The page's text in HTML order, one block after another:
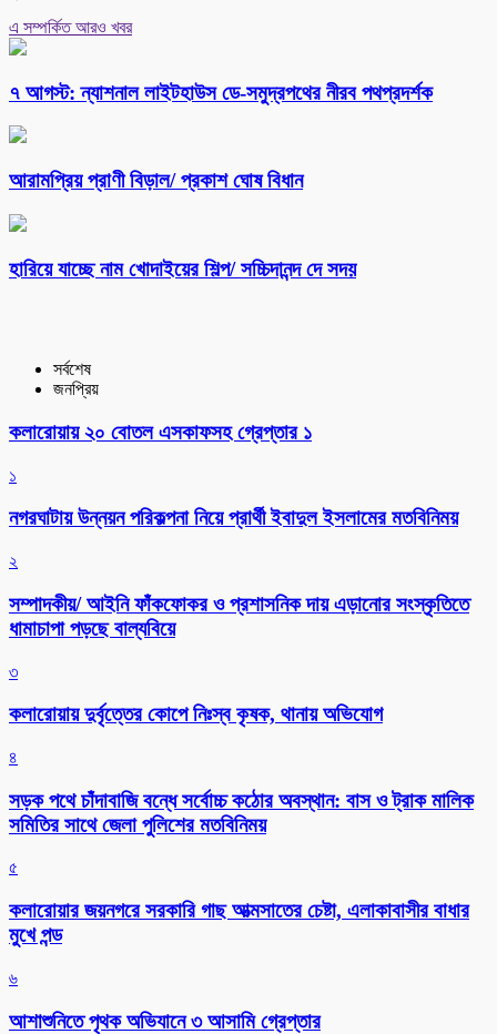
এ সম্পর্কিত আরও খবর
৭ আগস্ট: ন্যাশনাল লাইটহাউস ডে-সমুদ্রপথের নীরব পথপ্রদর্শক
আরামপ্রিয় প্রাণী বিড়াল/ প্রকাশ ঘোষ বিধান
হারিয়ে যাচ্ছে নাম খোদাইয়ের শিল্প/ সচ্চিদানন্দ দে সদয়
সর্বশেষ
জনপ্রিয়
কলারোয়ায় ২০ বোতল এসকাফসহ গ্রেপ্তার ১
১
নগরঘাটায় উন্নয়ন পরিকল্পনা নিয়ে প্রার্থী ইবাদুল ইসলামের মতবিনিময়
২
সম্পাদকীয়/ আইনি ফাঁকফোকর ও প্রশাসনিক দায় এড়ানোর সংস্কৃতিতে
ধামাচাপা পড়ছে বাল্যবিয়ে
৩
কলারোয়ায় দুর্বৃত্তের কোপে নিঃস্ব কৃষক, থানায় অভিযোগ
৪
সড়ক পথে চাঁদাবাজি বন্ধে সর্বোচ্চ কঠোর অবস্থান: বাস ও ট্রাক মালিক
সমিতির সাথে জেলা পুলিশের মতবিনিময়
৫
কলারোয়ার জয়নগরে সরকারি গাছ আত্মসাতের চেষ্টা, এলাকাবাসীর বাধার
মুখে পন্ড
৬
আশাশুনিতে পৃথক অভিযানে ৩ আসামি গ্রেপ্তার